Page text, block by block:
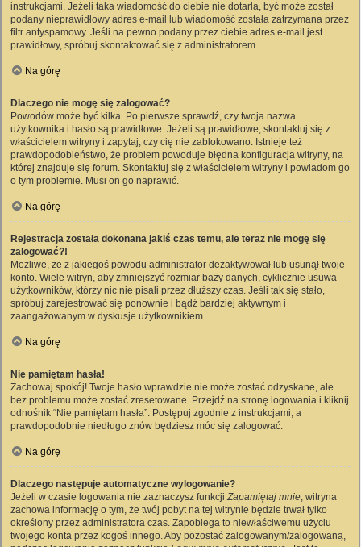
instrukcjami. Jeżeli taka wiadomość do ciebie nie dotarła, być może został
podany nieprawidłowy adres e-mail lub wiadomość została zatrzymana przez
filtr antyspamowy. Jeśli na pewno podany przez ciebie adres e-mail jest
prawidłowy, spróbuj skontaktować się z administratorem.
Na górę
Dlaczego nie mogę się zalogować?
Powodów może być kilka. Po pierwsze sprawdź, czy twoja nazwa
użytkownika i hasło są prawidłowe. Jeżeli są prawidłowe, skontaktuj się z
właścicielem witryny i zapytaj, czy cię nie zablokowano. Istnieje też
prawdopodobieństwo, że problem powoduje błędna konfiguracja witryny, na
której znajduje się forum. Skontaktuj się z właścicielem witryny i powiadom go
o tym problemie. Musi on go naprawić.
Na górę
Rejestracja została dokonana jakiś czas temu, ale teraz nie mogę się
zalogować?!
Możliwe, że z jakiegoś powodu administrator dezaktywował lub usunął twoje
konto. Wiele witryn, aby zmniejszyć rozmiar bazy danych, cyklicznie usuwa
użytkowników, którzy nic nie pisali przez dłuższy czas. Jeśli tak się stało,
spróbuj zarejestrować się ponownie i bądź bardziej aktywnym i
zaangażowanym w dyskusje użytkownikiem.
Na górę
Nie pamiętam hasła!
Zachowaj spokój! Twoje hasło wprawdzie nie może zostać odzyskane, ale
bez problemu może zostać zresetowane. Przejdź na stronę logowania i kliknij
odnośnik “Nie pamiętam hasła”. Postępuj zgodnie z instrukcjami, a
prawdopodobnie niedługo znów będziesz móc się zalogować.
Na górę
Dlaczego następuje automatyczne wylogowanie?
Jeżeli w czasie logowania nie zaznaczysz funkcjiZapamiętaj mnie, witryna
zachowa informację o tym, że twój pobyt na tej witrynie będzie trwał tylko
określony przez administratora czas. Zapobiega to niewłaściwemu użyciu
twojego konta przez kogoś innego. Aby pozostać zalogowanym/zalogowaną,